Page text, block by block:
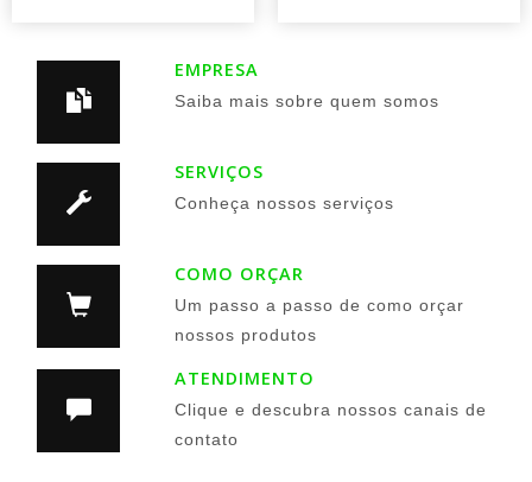
EMPRESA
Saiba mais sobre quem somos
SERVIÇOS
Conheça nossos serviços
COMO ORÇAR
Um passo a passo de como orçar
nossos produtos
ATENDIMENTO
Clique e descubra nossos canais de
contato